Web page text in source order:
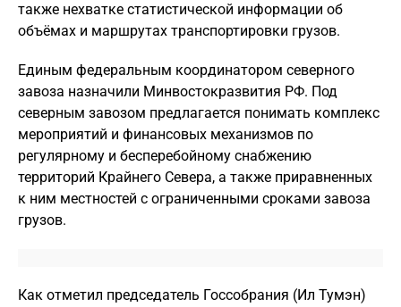
также нехватке статистической информации об
объёмах и маршрутах транспортировки грузов.
Единым федеральным координатором северного
завоза назначили Минвостокразвития РФ. Под
северным завозом предлагается понимать комплекс
мероприятий и финансовых механизмов по
регулярному и бесперебойному снабжению
территорий Крайнего Севера, а также приравненных
к ним местностей с ограниченными сроками завоза
грузов.
Как отметил председатель Госсобрания (Ил Тумэн)